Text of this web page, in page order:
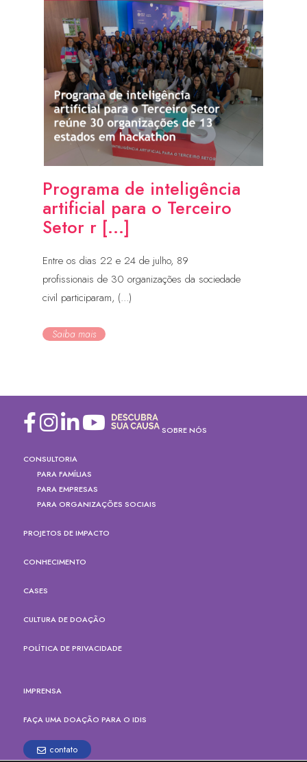
Programa de inteligência
artificial para o Terceiro
Setor r [...]
Entre os dias 22 e 24 de julho, 89
profissionais de 30 organizações da sociedade
civil participaram, (...)
Saiba mais
SOBRE NÓS
CONSULTORIA
PARA FAMÍLIAS
PARA EMPRESAS
PARA ORGANIZAÇÕES SOCIAIS
PROJETOS DE IMPACTO
CONHECIMENTO
CASES
CULTURA DE DOAÇÃO
POLÍTICA DE PRIVACIDADE
IMPRENSA
FAÇA UMA DOAÇÃO PARA O IDIS
contato